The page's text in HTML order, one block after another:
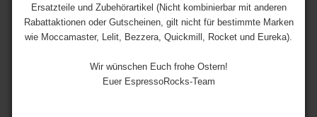
Ersatzteile und Zubehörartikel (Nicht kombinierbar mit anderen
Rabattaktionen oder Gutscheinen, gilt nicht für bestimmte Marken
wie Moccamaster, Lelit, Bezzera, Quickmill, Rocket und Eureka).
Wir wünschen Euch frohe Ostern!
Euer EspressoRocks-Team